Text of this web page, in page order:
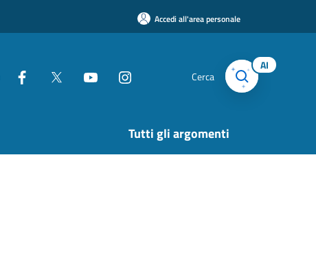
Accedi all'area personale
Cerca
AI
Tutti gli argomenti